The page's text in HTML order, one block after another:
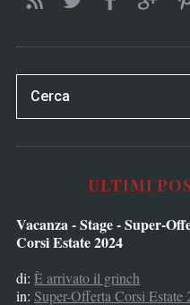
ULTIMI
Vacanza - Stage - Super-
Corsi Estate 2024
di: È arrivato il grinch
in: Super-Offerta Corsi Estate